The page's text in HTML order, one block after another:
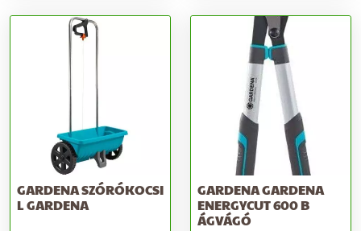
GARDENA SZÓRÓKOCSI
L GARDENA
GARDENA GARDENA
ENERGYCUT 600 B
ÁGVÁGÓ